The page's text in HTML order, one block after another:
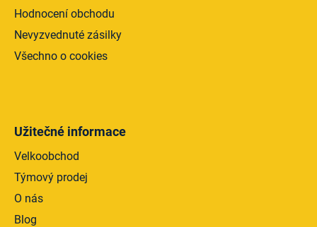
Hodnocení obchodu
Nevyzvednuté zásilky
Všechno o cookies
Užitečné informace
Velkoobchod
Týmový prodej
O nás
Blog